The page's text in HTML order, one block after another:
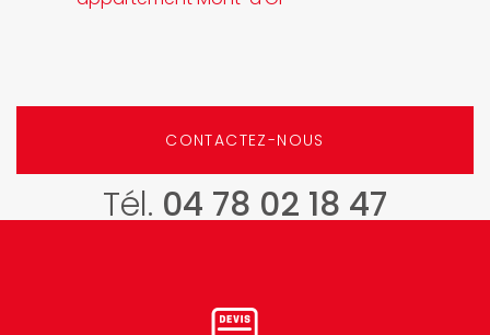
CONTACTEZ-NOUS
Tél. 04 78 02 18 47